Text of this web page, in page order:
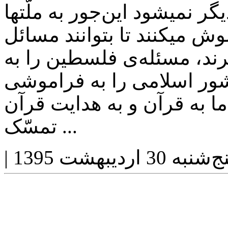
نمیشود این‌جور به ملّتها
میکنند تا بتوانند مسائل
مسئله‌ی فلسطین را به
اسلامی را به فراموشی
به قرآن و به هدایت قرآن
تمسّک ...
|
30 اردیبهشت 1395